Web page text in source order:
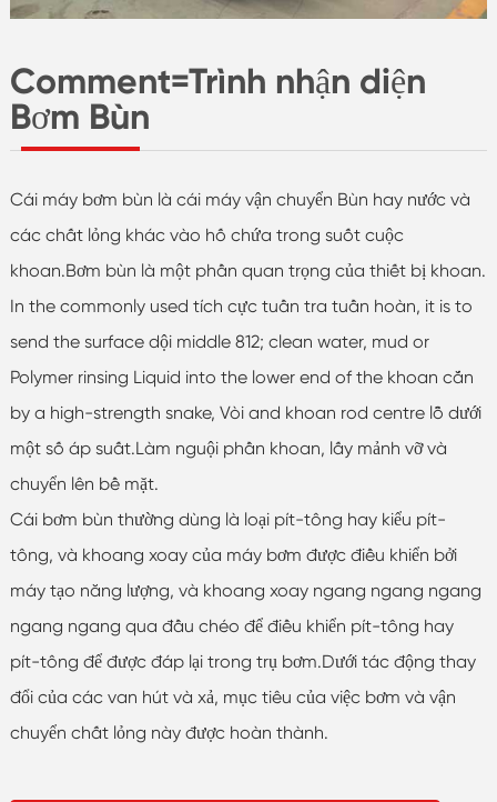
Comment=Trình nhận diện
Bơm Bùn
Cái máy bơm bùn là cái máy vận chuyển Bùn hay nước và
các chất lỏng khác vào hố chứa trong suốt cuộc
khoan.Bơm bùn là một phần quan trọng của thiết bị khoan.
In the commonly used tích cực tuần tra tuần hoàn, it is to
send the surface dội middle 812; clean water, mud or
Polymer rinsing Liquid into the lower end of the khoan cắn
by a high-strength snake, Vòi and khoan rod centre lỗ dưới
một số áp suất.Làm nguội phần khoan, lấy mảnh vỡ và
chuyển lên bề mặt.
Cái bơm bùn thường dùng là loại pít-tông hay kiểu pít-
tông, và khoang xoay của máy bơm được điều khiển bởi
máy tạo năng lượng, và khoang xoay ngang ngang ngang
ngang ngang qua đầu chéo để điều khiển pít-tông hay
pít-tông để được đáp lại trong trụ bơm.Dưới tác động thay
đổi của các van hút và xả, mục tiêu của việc bơm và vận
chuyển chất lỏng này được hoàn thành.